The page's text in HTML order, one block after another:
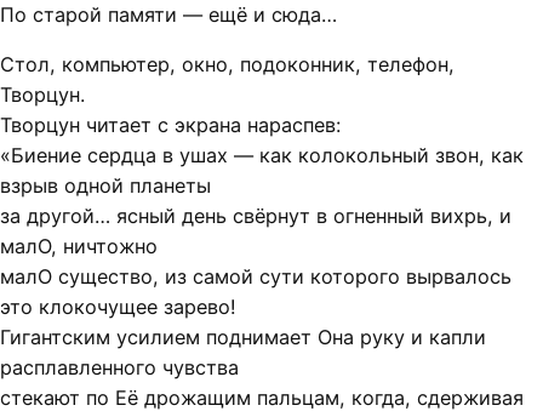
По старой памяти — ещё и сюда…
Стол, компьютер, окно, подоконник, телефон,
Творцун.
Творцун читает с экрана нараспев:
«Биение сердца в ушах — как колокольный звон, как
взрыв одной планеты
за другой… ясный день свёрнут в огненный вихрь, и
малО, ничтожно
малО существо, из самой сути которого вырвалось
это клокочущее зарево!
Гигантским усилием поднимает Она руку и капли
расплавленного чувства
стекают по Её дрожащим пальцам, когда, сдерживая